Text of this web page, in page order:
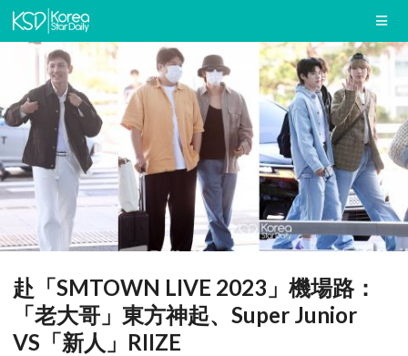
赴「SMTOWN LIVE 2023」機場路：
「老大哥」東方神起、Super Junior
VS「新人」RIIZE